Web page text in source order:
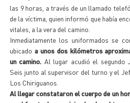
las 9 horas, a través de un llamado
de la víctima, quien informó que había
vitales, a la vera del camino.
Inmediatamente los uniformados se
ubicado a unos dos kilómetros
un camino. Al lugar acudió el segundo
Seis junto al supervisor del turno y el
Los Chiriguanos.
Al llegar constataron el cuerpo de un